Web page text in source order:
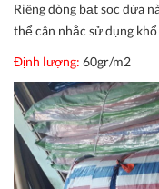
Riêng dòng bạt sọc dứa
thể cân nhắc sử dụng
Định lượng: 60gr/m2